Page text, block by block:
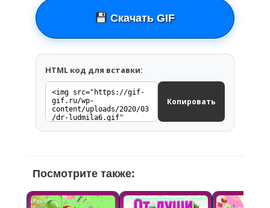
Скачать GIF
HTML код для вставки:
Копировать
Посмотрите также: